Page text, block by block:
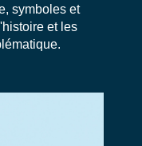
symboles et
et les